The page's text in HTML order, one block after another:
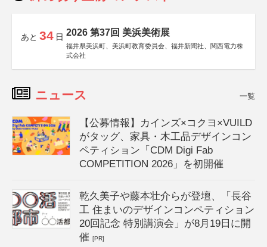
あと 34 日 2026 第37回 美浜美術展
福井県美浜町、美浜町教育委員会、福井新聞社、関西電力株
式会社
ニュース 一覧
【公募情報】カインズ×コクヨ×VUILD
がタッグ、家具・木工品デザインコン
ペティション「CDM Digi Fab
COMPETITION 2026」を初開催
乾久美子や藤本壮介らが登壇、「長谷
工 住まいのデザインコンペティション
20回記念 特別講演会」が8月19日に開
催[PR]